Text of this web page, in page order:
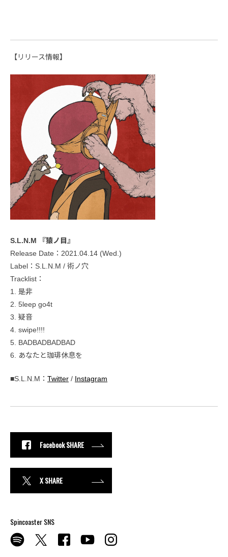
【リリース情報】
S.L.N.M 『猿ノ目』
Release Date：2021.04.14 (Wed.)
Label：S.L.N.M / 術ノ穴
Tracklist：
1. 是非
2. 5leep go4t
3. 疑音
4. swipe!!!!
5. BADBADBADBAD
6. あなたと珈琲休息を
■S.L.N.M： Twitter / Instagram
Facebook SHARE
X SHARE
Spincoaster SNS